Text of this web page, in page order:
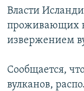
Вернутся
поиску
СЕВЕР.РЕАЛИИ
РАСПИСАНИЕ
Власти
проживающих
извержением
Сообщается,
вулканов,